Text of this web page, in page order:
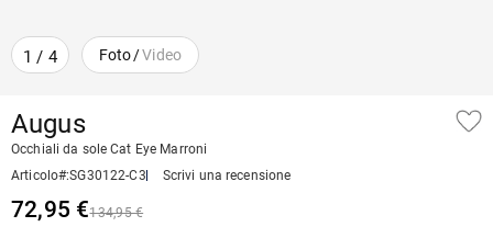
1 / 4 Foto/Video
Augus
Occhiali da sole Cat Eye Marroni
Articolo#:SG30122-C3 Scrivi una recensione
72,95 €134,95 €